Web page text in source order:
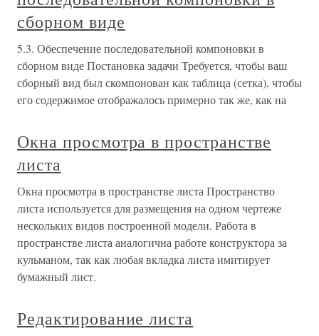
сборном виде
5.3. Обеспечение последовательной компоновки в
сборном виде Постановка задачи Требуется, чтобы ваш
сборный вид был скомпонован как таблица (сетка), чтобы
его содержимое отображалось примерно так же, как на
Окна просмотра в пространстве
листа
Окна просмотра в пространстве листа Пространство
листа используется для размещения на одном чертеже
нескольких видов построенной модели. Работа в
пространстве листа аналогична работе конструктора за
кульманом, так как любая вкладка листа имитирует
бумажный лист.
Редактирование листа